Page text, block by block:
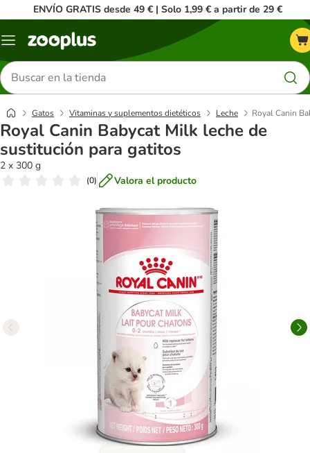
ENVÍO GRATIS desde 49 € | Solo 1,99 € a partir de 29 €
Menú
Buscar
productos
Gatos Vitaminas y suplementos dietéticos Leche Royal Canin
Royal Canin Babycat Milk leche de
sustitución para gatitos
2 x 300 g
(0) Valora el producto